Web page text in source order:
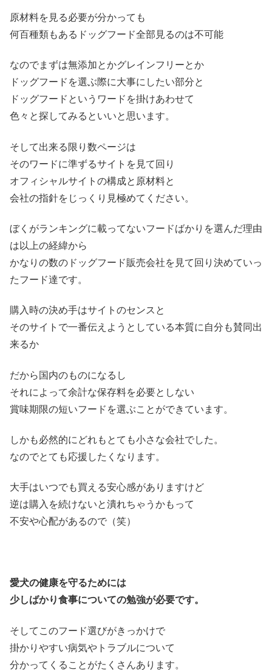
原材料を見る必要が分かっても
何百種類もあるドッグフード全部見るのは不可能
なのでまずは無添加とかグレインフリーとか
ドッグフードを選ぶ際に大事にしたい部分と
ドッグフードというワードを掛けあわせて
色々と探してみるといいと思います。
そして出来る限り数ページは
そのワードに準ずるサイトを見て回り
オフィシャルサイトの構成と原材料と
会社の指針をじっくり見極めてください。
ぼくがランキングに載ってないフードばかりを選んだ理由
は以上の経緯から
かなりの数のドッグフード販売会社を見て回り決めていっ
たフード達です。
購入時の決め手はサイトのセンスと
そのサイトで一番伝えようとしている本質に自分も賛同出
来るか
だから国内のものになるし
それによって余計な保存料を必要としない
賞味期限の短いフードを選ぶことができています。
しかも必然的にどれもとても小さな会社でした。
なのでとても応援したくなります。
大手はいつでも買える安心感がありますけど
逆は購入を続けないと潰れちゃうかもって
不安や心配があるので（笑）
愛犬の健康を守るためには
少しばかり食事についての勉強が必要です。
そしてこのフード選びがきっかけで
掛かりやすい病気やトラブルについて
分かってくることがたくさんあります。